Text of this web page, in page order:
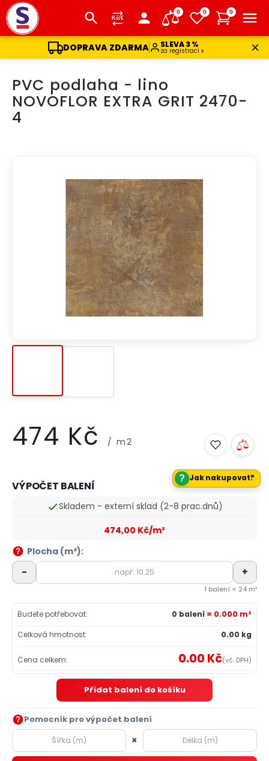
DOPRAVA ZDARMA SLEVA 3 %
za registraci
0 0 0
obsahPVC podlaha - lino
NOVOFLOR EXTRA GRIT 2470-
4
474 Kč / m2
Měrná
cena:
VÝPOČET BALENÍ
Skladem - externí sklad (2-8 prac.dnů)
474,00 Kč/m²
Plocha (m²):
- +
1 balení = 24 m²
Budete potřebovat: 0 balení = 0.000 m²
Celková hmotnost:
0.00 kg
Cena celkem: 0.00 Kč(vč. DPH)
Přidat balení do košíku
Pomocník pro výpočet balení
×
? Jak nakupovat?